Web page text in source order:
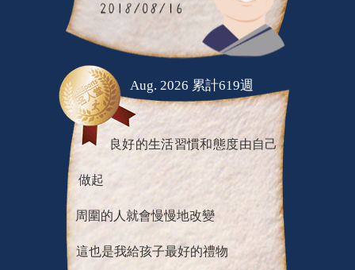
Aug. 2026 累計619週
良好的生活習慣和態度由自己
做起
周圍的人就會慢慢地改變
這也是我給孩子最好的禮物